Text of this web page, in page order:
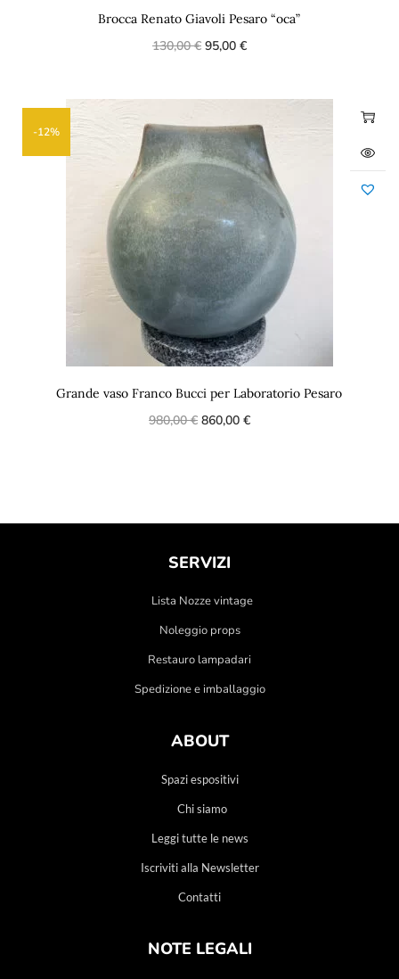
Brocca Renato Giavoli Pesaro “oca”
130,00€ 95,00 €
-12%
Grande vaso Franco Bucci per Laboratorio Pesaro
980,00€ 860,00 €
SERVIZI
Lista Nozze vintage
Noleggio props
Restauro lampadari
Spedizione e imballaggio
ABOUT
Spazi espositivi
Chi siamo
Leggi tutte le news
Iscriviti alla Newsletter
Contatti
NOTE LEGALI